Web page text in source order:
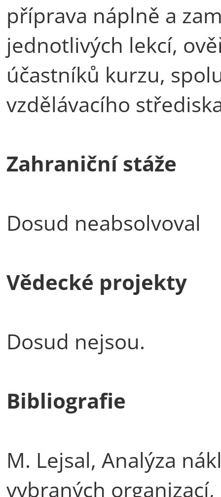
příprava náplně a
jednotlivých lekcí,
účastníků kurzu,
vzdělávacího
Zahraniční stáže
Dosud neabsolvoval
Vědecké projekty
Dosud nejsou.
Bibliografie
M. Lejsal, Analýza
vybraných organizací,